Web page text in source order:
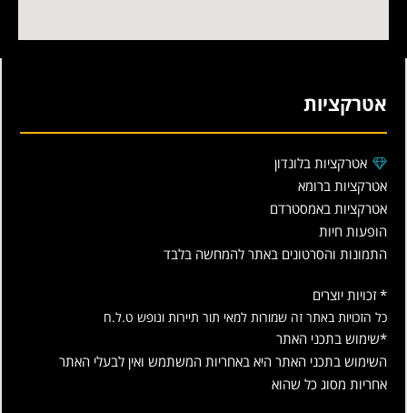
אטרקציות
אטרקציות בלונדון
אטרקציות ברומא
אטרקציות באמסטרדם
הופעות חיות
התמונות והסרטונים באתר להמחשה בלבד
* זכויות יוצרים
כל הזכויות באתר זה שמורות למאי תור תיירות ונופש ט.ל.ח
*שימוש בתכני האתר
השימוש בתכני האתר היא באחריות המשתמש ואין לבעלי האתר
אחריות מסוג כל שהוא